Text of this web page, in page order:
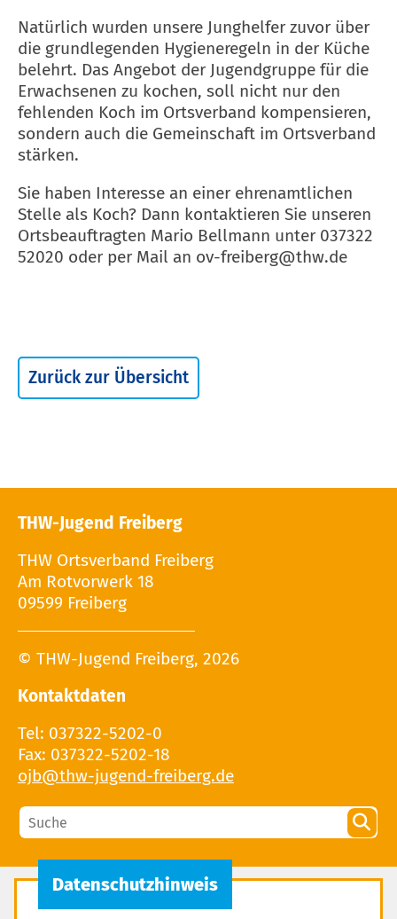
Natürlich wurden unsere Junghelfer zuvor über
die grundlegenden Hygieneregeln in der Küche
belehrt. Das Angebot der Jugendgruppe für die
Erwachsenen zu kochen, soll nicht nur den
fehlenden Koch im Ortsverband kompensieren,
sondern auch die Gemeinschaft im Ortsverband
stärken.
Sie haben Interesse an einer ehrenamtlichen
Stelle als Koch? Dann kontaktieren Sie unseren
Ortsbeauftragten Mario Bellmann unter 037322
52020 oder per Mail an ov-freiberg@thw.de
Zurück zur Übersicht
THW-Jugend Freiberg
THW Ortsverband Freiberg
Am Rotvorwerk 18
09599 Freiberg
© THW-Jugend Freiberg, 2026
Kontaktdaten
Tel: 037322-5202-0
Fax: 037322-5202-18